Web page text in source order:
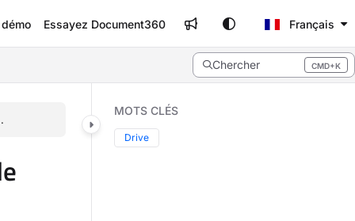
Essayez Document360 Français
Chercher CMD+K
Press CMD+K to open search
MOTS CLÉS
Drive